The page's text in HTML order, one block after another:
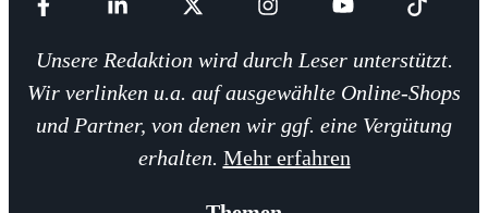
Unsere Redaktion wird durch Leser unterstützt.
Wir verlinken u.a. auf ausgewählte Online-Shops
und Partner, von denen wir ggf. eine Vergütung
erhalten. Mehr erfahren